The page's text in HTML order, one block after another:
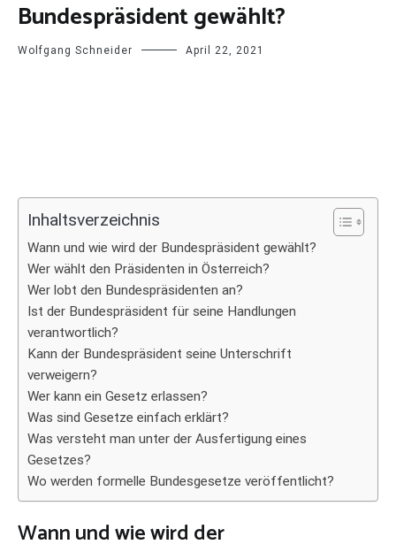
Bundespräsident gewählt?
Wolfgang Schneider April 22, 2021
Inhaltsverzeichnis
Wann und wie wird der Bundespräsident gewählt?
Wer wählt den Präsidenten in Österreich?
Wer lobt den Bundespräsidenten an?
Ist der Bundespräsident für seine Handlungen
verantwortlich?
Kann der Bundespräsident seine Unterschrift
verweigern?
Wer kann ein Gesetz erlassen?
Was sind Gesetze einfach erklärt?
Was versteht man unter der Ausfertigung eines
Gesetzes?
Wo werden formelle Bundesgesetze veröffentlicht?
Wann und wie wird der